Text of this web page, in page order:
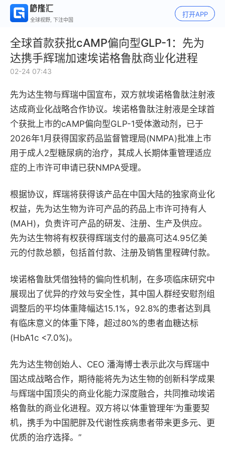
全球视野, 下注中国
打开APP
全球首款获批cAMP偏向型GLP-1：先为
达携手辉瑞加速埃诺格鲁肽商业化进程
02-24 07:43
先为达生物与辉瑞中国宣布，双方就埃诺格鲁肽注射液
达成商业化战略合作协议。埃诺格鲁肽注射液是全球首
个获批上市的cAMP偏向型GLP-1受体激动剂，已于
2026年1月获得国家药品监督管理局(NMPA)批准上市
用于成人2型糖尿病的治疗，其成人长期体重管理适应
症的上市许可申请已获NMPA受理。
根据协议，辉瑞将获得该产品在中国大陆的独家商业化
权益，先为达生物为许可产品的药品上市许可持有人
(MAH)，负责许可产品的研发、注册、生产及供应。
先为达生物将有权获得辉瑞支付的最高可达4.95亿美
元的付款总额，包括首付款、注册及销售里程碑付款。
埃诺格鲁肽凭借独特的偏向性机制，在多项临床研究中
展现出了优异的疗效与安全性，其中国人群经安慰剂组
调整后的平均体重降幅达15.1%，92.8%的患者达到具
有临床意义的体重下降，超过80%的患者血糖达标
(HbA1c <7.0%)。
先为达生物创始人、CEO 潘海博士表示此次与辉瑞中
国达成战略合作，期待能将先为达生物的创新科学成果
与辉瑞中国顶尖的商业化能力深度融合，共同推动埃诺
格鲁肽的商业化进程。双方将以‘体重管理年’为重要契
机，携手为中国肥胖及代谢性疾病患者带来更多元、更
优质的治疗选择。”